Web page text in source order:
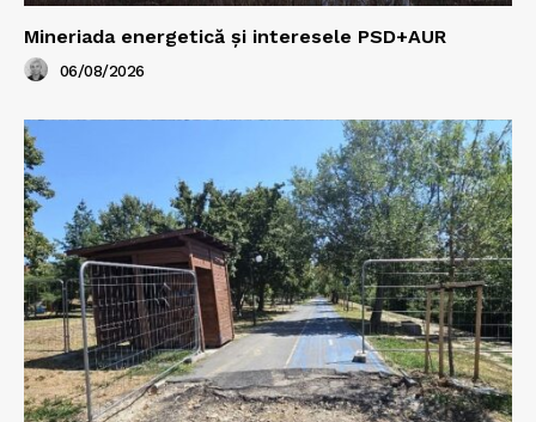
Mineriada energetică și interesele PSD+AUR
06/08/2026